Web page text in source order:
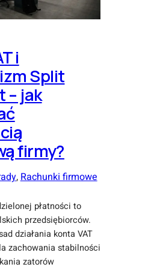
i
Split
– jak
firmy?
, Rachunki firmowe
płatności to
przedsiębiorców.
działania konta VAT
zachowania stabilności
zatorów